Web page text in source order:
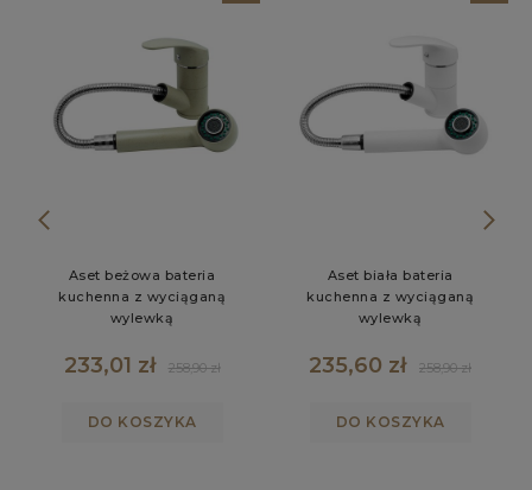
Aset beżowa bateria
kuchenna z wyciąganą
wylewką
233,01 zł 258,90 zł
DO KOSZYKA
Aset biała bateria
kuchenna z wyciąganą
wylewką
235,60 zł 258,90 zł
DO KOSZYKA